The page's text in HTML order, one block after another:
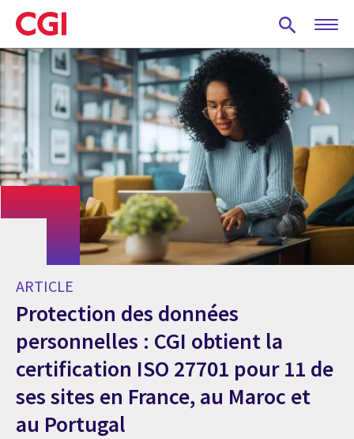
Skip
to
main
content
ARTICLE
Protection des données
personnelles : CGI obtient la
certification ISO 27701 pour 11 de
ses sites en France, au Maroc et
au Portugal